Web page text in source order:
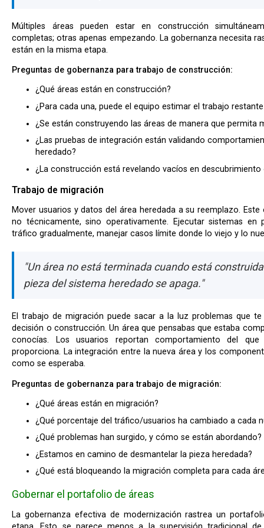
Múltiples áreas pueden estar en construcción simultáneamente. Algunas pueden estar casi
completas; otras apenas empezando. La gobernanza necesita
están en la misma etapa.
Preguntas de gobernanza para trabajo de construcción:
¿Qué áreas están en construcción?
¿Para cada una, puede el equipo estimar el trabajo
¿Se están construyendo las áreas de manera que permita
¿Las pruebas de integración están validando
heredado?
¿La construcción está revelando vacíos en
Trabajo de migración
Mover usuarios y datos del área heredada a su reemplazo. Este es a menudo el trabajo más difícil —
no técnicamente, sino operativamente. Ejecutar sistemas en
tráfico gradualmente, manejar casos límite donde lo viejo y lo
"Un área no está terminada cuando está
pieza del sistema heredado se apaga."
El trabajo de migración puede sacar a la luz problemas que te envían de vuelta al descubrimiento,
decisión o construcción. Un área que pensabas que estaba
conocías. Los usuarios reportan comportamiento del
proporciona. La integración entre la nueva área y los
como se esperaba.
Preguntas de gobernanza para trabajo de migración:
¿Qué áreas están en migración?
¿Qué porcentaje del tráfico/usuarios ha cambiado a cada
¿Qué problemas han surgido, y cómo se están abordando?
¿Estamos en camino de desmantelar la pieza heredada?
¿Qué está bloqueando la migración completa para cada
Gobernar el portafolio de áreas
La gobernanza efectiva de modernización rastrea un portafolio de áreas, cada una en su propia